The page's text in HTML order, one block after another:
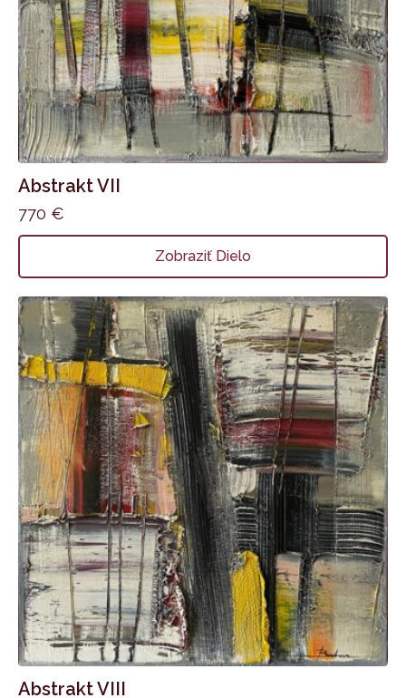
Abstrakt VII
770 €
Zobraziť Dielo
Abstrakt VIII